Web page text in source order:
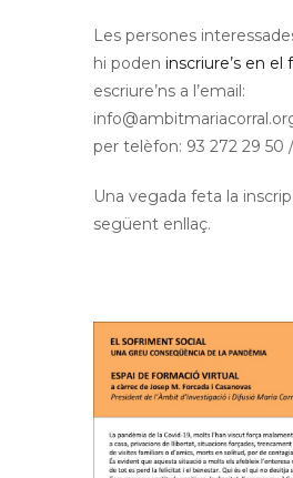
Les persones
hi poden inscriure’s en el
escriure’ns a l’email:
per telèfon: 93 272 29 50
Una vegada feta la
següent enllaç.